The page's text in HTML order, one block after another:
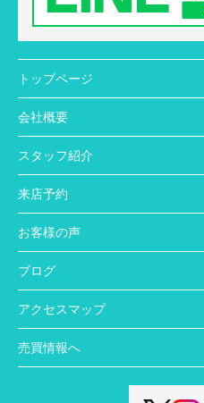
トップページ
会社概要
スタッフ紹介
来店予約
お客様の声
ブログ
アクセスマップ
売買情報へ